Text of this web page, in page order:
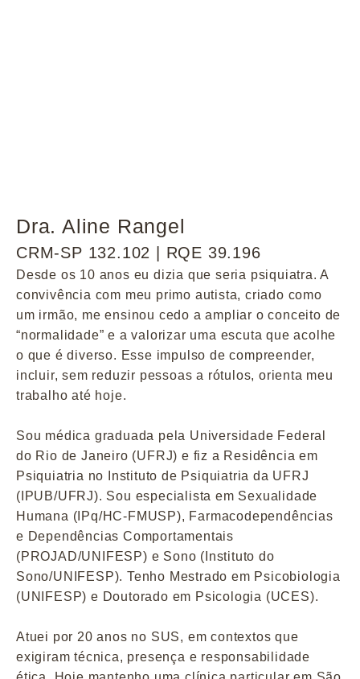
Dra. Aline Rangel
CRM-SP 132.102 | RQE 39.196
Desde os 10 anos eu dizia que seria psiquiatra. A
convivência com meu primo autista, criado como
um irmão, me ensinou cedo a ampliar o conceito de
“normalidade” e a valorizar uma escuta que acolhe
o que é diverso. Esse impulso de compreender,
incluir, sem reduzir pessoas a rótulos, orienta meu
trabalho até hoje.
Sou médica graduada pela Universidade Federal
do Rio de Janeiro (UFRJ) e fiz a Residência em
Psiquiatria no Instituto de Psiquiatria da UFRJ
(IPUB/UFRJ). Sou especialista em Sexualidade
Humana (IPq/HC-FMUSP), Farmacodependências
e Dependências Comportamentais
(PROJAD/UNIFESP) e Sono (Instituto do
Sono/UNIFESP). Tenho Mestrado em Psicobiologia
(UNIFESP) e Doutorado em Psicologia (UCES).
Atuei por 20 anos no SUS, em contextos que
exigiram técnica, presença e responsabilidade